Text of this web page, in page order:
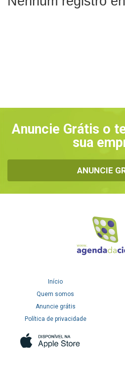
Anuncie Grátis o
sua
ANUNCIE
Início
Quem somos
Anuncie grátis
Política de privacidade